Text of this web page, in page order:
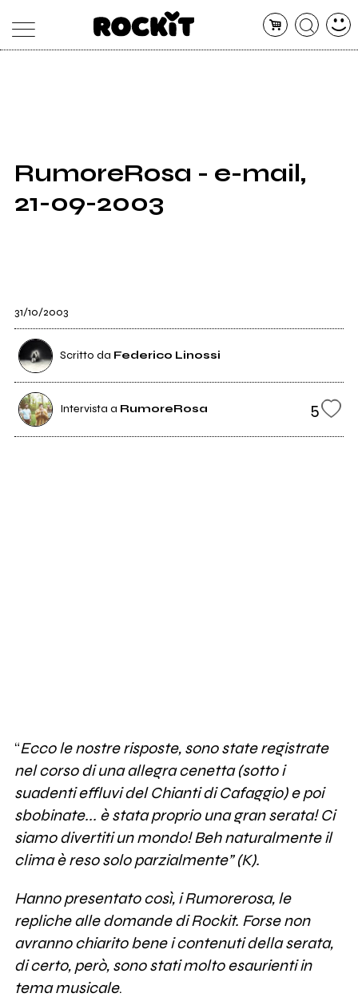
SHOP
RADIO
RumoreRosa - e-mail,
21-09-2003
31/10/2003
Scritto da Federico Linossi
Intervista a RumoreRosa 5
“Ecco le nostre risposte, sono state registrate
nel corso di una allegra cenetta (sotto i
suadenti effluvi del Chianti di Cafaggio) e poi
sbobinate... è stata proprio una gran serata! Ci
siamo divertiti un mondo! Beh naturalmente il
clima è reso solo parzialmente” (K).
Hanno presentato così, i Rumorerosa, le
repliche alle domande di Rockit. Forse non
avranno chiarito bene i contenuti della serata,
di certo, però, sono stati molto esaurienti in
tema musicale.